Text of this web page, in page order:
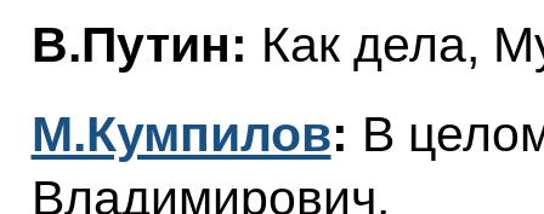
В.Путин: Как дела,
М.Кумпилов: В
Владимирович.